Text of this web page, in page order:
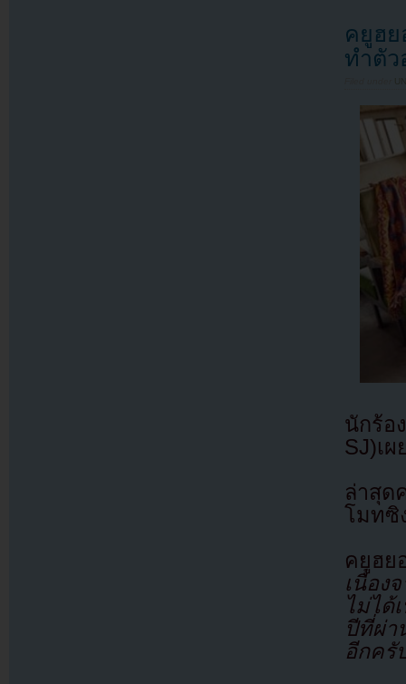
คยูฮย
ทำตัว
นักร้อ
SJ)เ
ล่าสุด
โมทซิ
คยูฮ
เนื่อง
ไม่ได้
ปีที่ผ่า
อีกครั